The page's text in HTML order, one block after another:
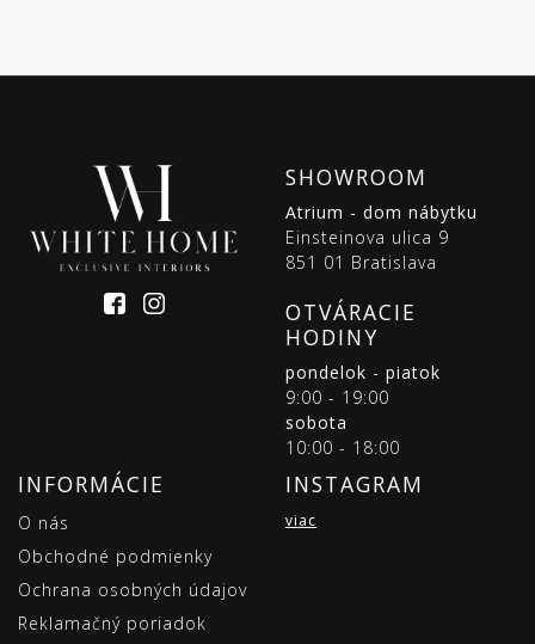
SHOWROOM
Atrium - dom nábytku
Einsteinova ulica 9
851 01 Bratislava
OTVÁRACIE
HODINY
pondelok - piatok
9:00 - 19:00
sobota
10:00 - 18:00
INFORMÁCIE
O nás
Obchodné podmienky
Ochrana osobných údajov
Reklamačný poriadok
INSTAGRAM
viac